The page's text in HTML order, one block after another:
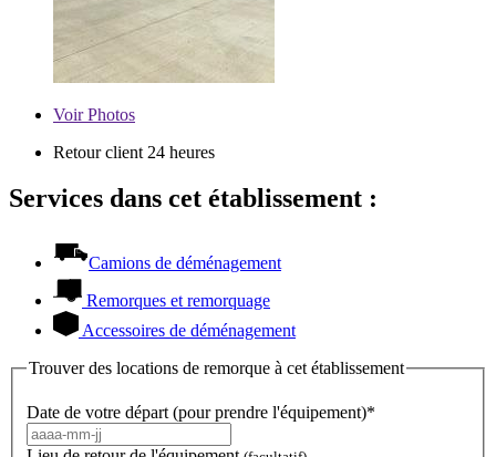
VoirPhotos
Retour client 24 heures
Services dans cet établissement :
Camions de déménagement
Remorques et remorquage
Accessoires de déménagement
Trouver des locations de remorque à cet établissement
Date de votre départ (pour prendre l'équipement)*